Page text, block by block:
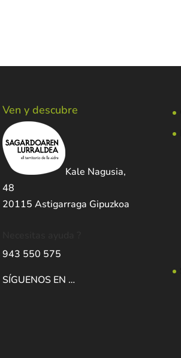
Ven y descubre
Kale Nagusia,
48
20115 Astigarraga Gipuzkoa
943 550 575
SÍGUENOS EN …